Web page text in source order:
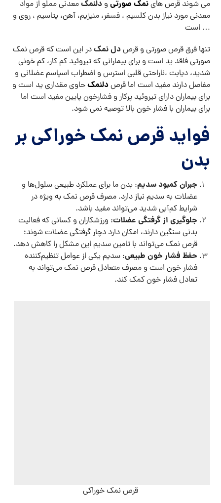
می شوند قرص هاینمک صورتی و دلنمکمعدنی مملو از مواد
معدنی مورد نیاز بدن کلسیم ، فسفر، منیزیم، آهن، پتاسیم ، روی و
… است
تنها فرق قرص صورتی و قرص دل نمکدر این است که قرص نمک
صورتی فاقد ید است و برای بیمارانی که تیروئید کم کار، کم خونی
شدید، دیابت ،ناراحتی قلبی استرس و اضطراب اسپاسم عضلانی و
مفاصل دارند مفید است اما قرص دلنمکحاوی مقداری ید است و
برای بیماران دارای تیروئید پرکار و فشارخون پایین مفید است اما
برای بیماران با فشار خون بالا توصیه نمی شود.
فواید قرص نمک خوراکی بر
بدن
جبران کمبود سدیم: بدن ما برای عملکرد طبیعی سلول‌ها و
عضلات به سدیم نیاز دارد. مصرف قرص نمک به ویژه در
شرایط کم‌آبی شدید می‌تواند مفید باشد.
جلوگیری از گرفتگی عضلات: ورزشکاران و کسانی که فعالیت
بدنی سنگین دارند، امکان دارد دچار گرفتگی عضلات شوند؛
قرص نمک می‌تواند با تامین سدیم این مشکل را کاهش دهد.
حفظ فشار خون طبیعی: سدیم یکی از عوامل تنظیم‌کننده
فشار خون است و مصرف متعادل قرص نمک می‌تواند به
تعادل فشار خون کمک کند.
قرص نمک خوراکی